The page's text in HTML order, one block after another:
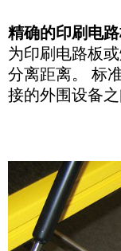
精确的印刷电
为印刷电路板
分离距离。 标
接的外围设备之